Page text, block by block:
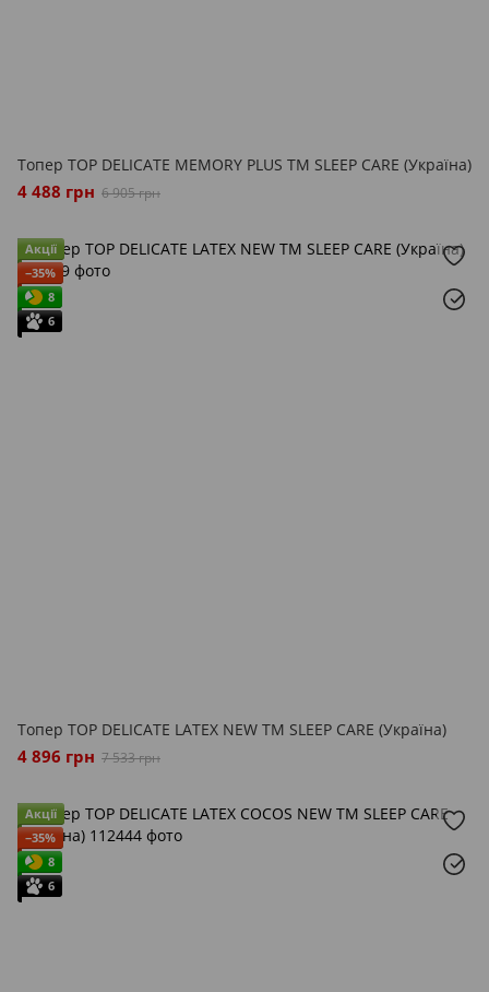
Топер TOP DELICATE MEMORY PLUS ТМ SLEEP CARE (Україна)
4 488 грн 6 905 грн
Акції
−35%
8
6
Топер TOP DELICATE LATEX NEW ТМ SLEEP CARE (Україна)
4 896 грн 7 533 грн
Акції
−35%
8
6